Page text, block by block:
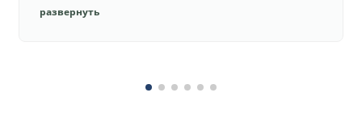
функций. Юристы подготовили документы,
развернуть